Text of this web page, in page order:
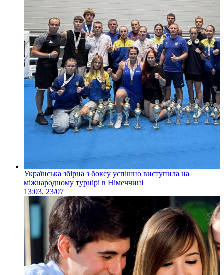
Українська збірна з боксу успішно виступила на
міжнародному турнірі в Німеччині
13:03, 23/07